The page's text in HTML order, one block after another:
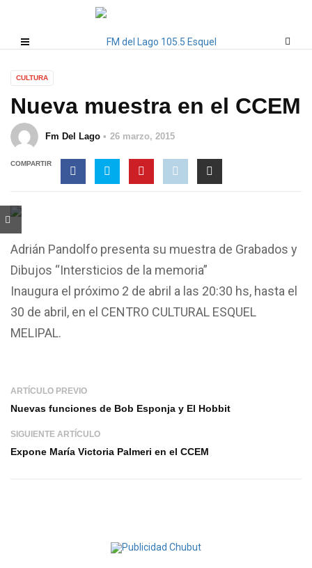
CULTURA
Nueva muestra en el CCEM
Fm Del Lago 26 marzo, 2015
COMPARTIR
Adrián Pandolfo presenta su muestra de Grabados y
Dibujos “Intersticios de la memoria”
Inaugura el próximo 2 de abril a las 20:30 hs, hasta el
30 de abril, en el CENTRO CULTURAL ESQUEL
MELIPAL.
ARTÍCULO PREVIO
Nuevas funciones de Bob Esponja y El Hobbit
SIGUIENTE ARTÍCULO
Expone María Victoria Palmeri en el CCEM